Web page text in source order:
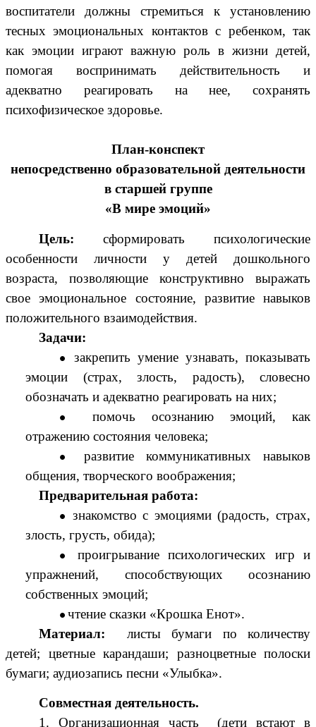
воспитатели должны стремиться к установлению
тесных эмоциональных контактов с ребенком, так
как эмоции играют важную роль в жизни детей,
помогая воспринимать действительность и
адекватно реагировать на нее, сохранять
психофизическое здоровье.
План-конспект
непосредственно образовательной деятельности
в старшей группе
«В мире эмоций»
Цель:сформировать психологические
особенности личности у детей дошкольного
возраста, позволяющие конструктивно выражать
свое эмоциональное состояние, развитие навыков
положительного взаимодействия.
Задачи:
закрепить умение узнавать, показывать
эмоции (страх, злость, радость), словесно
обозначать и адекватно реагировать на них;
помочь осознанию эмоций, как
отражению состояния человека;
развитие коммуникативных навыков
общения, творческого воображения;
Предварительная работа:
знакомство с эмоциями (радость, страх,
злость, грусть, обида);
проигрывание психологических игр и
упражнений, способствующих осознанию
собственных эмоций;
чтение сказки «Крошка Енот».
Материал: листы бумаги по количеству
детей; цветные карандаши; разноцветные полоски
бумаги; аудиозапись песни «Улыбка».
Совместная деятельность.
1. Организационная часть
(дети встают в